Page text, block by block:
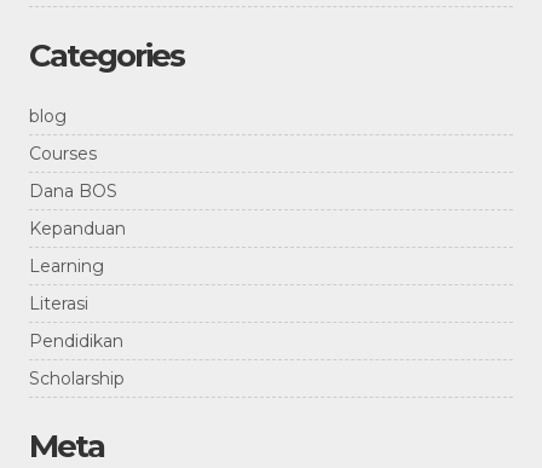
Categories
blog
Courses
Dana BOS
Kepanduan
Learning
Literasi
Pendidikan
Scholarship
Meta